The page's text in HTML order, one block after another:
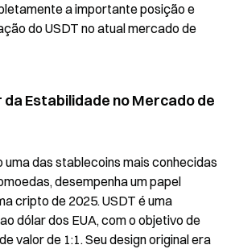
a importante posição e
do USDT no atual mercado de
da Estabilidade no Mercado de
uma das stablecoins mais conhecidas
desempenha um papel
cripto de 2025. USDT é uma
dólar dos EUA, com o objetivo de
valor de 1:1. Seu design original era